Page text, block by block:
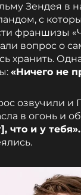
Зендея в
с
франшизы
вопрос о
хранить.
«Ничего не
озвучили и
в огонь и
что и у тебя».